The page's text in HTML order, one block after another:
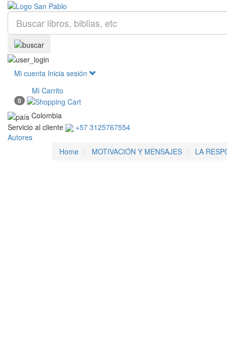
Mi cuenta Inicia sesión
Mi Carrito
0
Colombia
Servicio al cliente
+57 3125767554
Autores
Home
MOTIVACIÓN Y MENSAJES LA